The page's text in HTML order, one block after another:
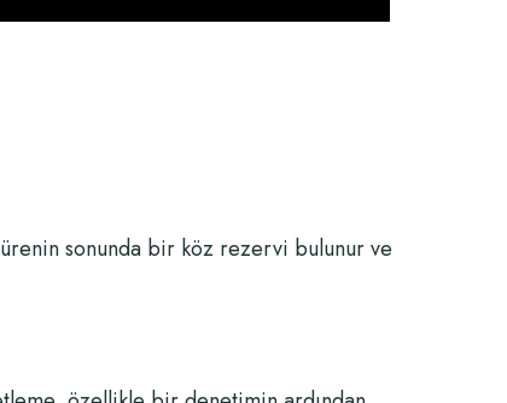
sonunda bir köz rezervi bulunur ve